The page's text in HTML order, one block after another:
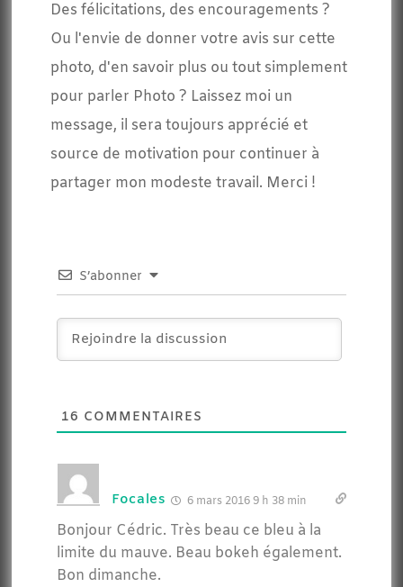
Des félicitations, des encouragements ?
Ou l'envie de donner votre avis sur cette
photo, d'en savoir plus ou tout simplement
pour parler Photo ? Laissez moi un
message, il sera toujours apprécié et
source de motivation pour continuer à
partager mon modeste travail. Merci !
S’abonner
16 COMMENTAIRES
Focales 6 mars 2016 9 h 38 min
Bonjour Cédric. Très beau ce bleu à la
limite du mauve. Beau bokeh également.
Bon dimanche.